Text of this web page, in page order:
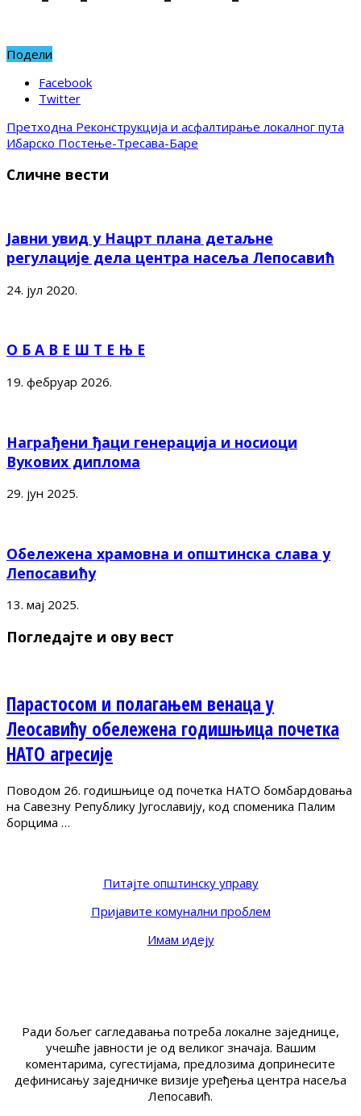
Подели
Facebook
Twitter
Претходна Реконструкција и асфалтирање локалног пута
Ибарско Постење-Тресава-Баре
Сличне вести
Јавни увид у Нацрт плана детаљне
регулације дела центра насеља Лепосавић
24. јул 2020.
О Б А В Е Ш Т Е Њ Е
19. фебруар 2026.
Награђени ђаци генерација и носиоци
Вукових диплома
29. јун 2025.
Обележена храмовна и општинска слава у
Лепосавићу
13. мај 2025.
Погледајте и ову вест
Парастосом и полагањем венаца у
Леосавићу обележена годишњица почетка
НАТО агресије
Поводом 26. годишњице од почетка НАТО бомбардовања
на Савезну Републику Југославију, код споменика Палим
борцима …
Питајте општинску управу
Пријавите комунални проблем
Имам идеју
Ради бољег сагледавања потреба локалне заједнице,
учешће јавности је од великог значаја. Вашим
коментарима, сугестијама, предлозима допринесите
дефинисању заједничке визије уређења центра насеља
Лепосавић.